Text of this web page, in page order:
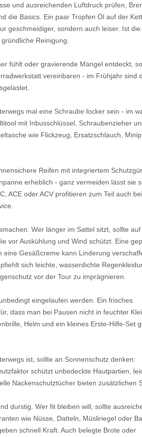
und ausreichenden Luftdruck prüfen,
die Basics. Ein paar Tropfen Öl auf der
geschmeidiger, sondern auch leiser. Ist die
Reinigung.
fühlt oder gravierende Mängel entdeckt,
vereinbaren - im Frühjahr sind
mal eine Schraube locker sein - im
mit Inbusschlüssel, Schraubenzieher
wie Flickzeug, Ersatzschlauch,
Reifen mit integriertem
erheblich - ganz vermeiden lässt sie
ACE oder ACV profitieren zum Teil auch
Wer länger im Sattel sitzt, sollte auf
vor Auskühlung und Wind schützt. Eine
eine Gesäßcreme kann Linderung
sich leichte, wasserdichte
vor der Tour zu imprägnieren.
eingelaufen werden. Ein frisches
dass man bei Pausen nicht in feuchter
Helm und ein kleines Erste-Hilfe-Set
ist, sollte an Sonnenschutz denken:
schützt unbedeckte Hautpartien,
Nackenschutztücher bieten zusätzlichen
durstig. Wer fit bleiben will, sollte
wie Nüsse, Datteln, Müsliriegel oder
schnell Kraft. Auch belegte Brote oder